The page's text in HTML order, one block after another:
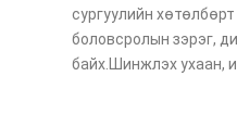
сургуулийн
боловсролын зэрэг,
байх.Шинжлэх ухаан,